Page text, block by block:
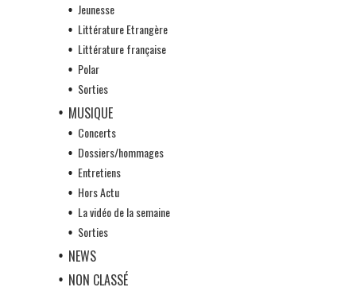
Jeunesse
Littérature Etrangère
Littérature française
Polar
Sorties
MUSIQUE
Concerts
Dossiers/hommages
Entretiens
Hors Actu
La vidéo de la semaine
Sorties
NEWS
NON CLASSÉ